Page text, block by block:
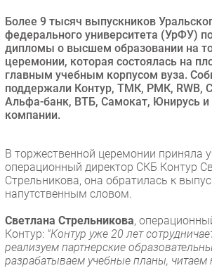
Безопасность
Инновации
CIO/Управление ИТ
Гаджеты
Здоровье
Новости
Аналитика
Мероприятия
Проекты
IT класс
Более 9 тысяч выпускников
федерального университета (УрФУ)
дипломы о высшем образовании на
церемонии, которая состоялась на
главным учебным корпусом вуза.
поддержали Контур, ТМК, РМК, RWB,
Альфа-банк, ВТБ, Самокат, Юнирусь и
компании.
В торжественной церемонии приняла
операционный директор СКБ Контур
Стрельникова, она обратилась к
напутственным словом.
Светлана Стрельникова,
Контур: "Контур уже 20 лет
реализуем партнерские
разрабатываем учебные планы, читаем